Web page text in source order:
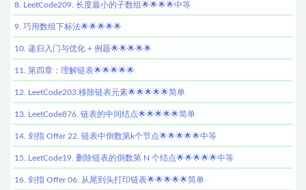
8. LeetCode209. 长度最小的子数组🌟🌟🌟🌟中等
9. 巧用数组下标法🌟🌟🌟🌟🌟
10. 递归入门与优化 + 例题🌟🌟🌟🌟🌟
11. 第四章：理解链表🌟🌟🌟🌟🌟
12. LeetCode203.移除链表元素🌟🌟🌟🌟🌟简单
13. LeetCode876. 链表的中间结点🌟🌟🌟🌟🌟简单
14. 剑指 Offer 22. 链表中倒数第k个节点🌟🌟🌟🌟🌟中等
15. LeetCode19. 删除链表的倒数第 N 个结点🌟🌟🌟🌟🌟中等
16. 剑指 Offer 06. 从尾到头打印链表🌟🌟🌟🌟🌟简单